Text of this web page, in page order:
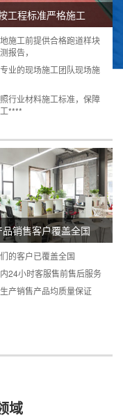
工程标准严格施工
施工前提供合格跑道样块
报告，
业的现场施工团队现场施
行业材料施工标准，保障
****
品销售客户覆盖全国
的客户已覆盖全国
24小时客服售前售后服务
产销售产品均质量保证
域